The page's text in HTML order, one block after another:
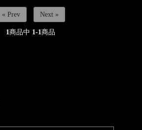
« Prev Next »
1 商品中 1-1 商品